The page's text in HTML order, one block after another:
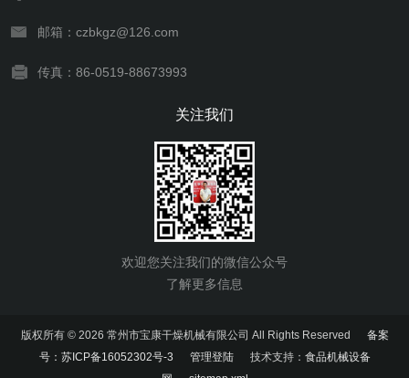
邮箱：czbkgz@126.com
传真：86-0519-88673993
关注我们
欢迎您关注我们的微信公众号
了解更多信息
版权所有 © 2026 常州市宝康干燥机械有限公司 All Rights Reserved 备案
号：苏ICP备16052302号-3
管理登陆技术支持： 食品机械设备